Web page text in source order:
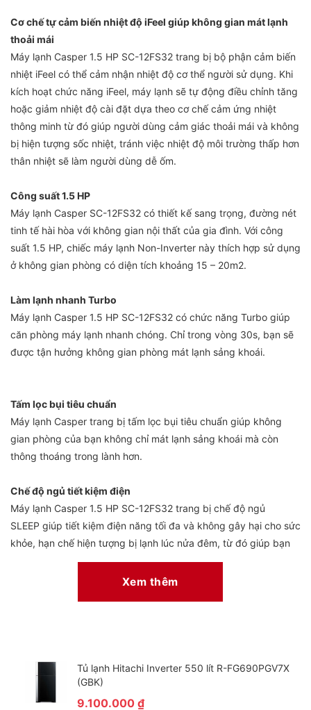
Cơ chế tự cảm biến nhiệt độ iFeel giúp không gian mát lạnh
thoải mái
Máy lạnh Casper 1.5 HP SC-12FS32 trang bị bộ phận cảm biến
nhiệt iFeel có thể cảm nhận nhiệt độ cơ thể người sử dụng. Khi
kích hoạt chức năng iFeel, máy lạnh sẽ tự động điều chỉnh tăng
hoặc giảm nhiệt độ cài đặt dựa theo cơ chế cảm ứng nhiệt
thông minh từ đó giúp người dùng cảm giác thoải mái và không
bị hiện tượng sốc nhiệt, tránh việc nhiệt độ môi trường thấp hơn
thân nhiệt sẽ làm người dùng dễ ốm.
Công suất 1.5 HP
Máy lạnh Casper SC-12FS32 có thiết kế sang trọng, đường nét
tinh tế hài hòa với không gian nội thất của gia đình. Với công
suất 1.5 HP, chiếc máy lạnh Non-Inverter này thích hợp sử dụng
ở không gian phòng có diện tích khoảng 15 – 20m2.
Làm lạnh nhanh Turbo
Máy lạnh Casper 1.5 HP SC-12FS32 có chức năng Turbo giúp
căn phòng máy lạnh nhanh chóng. Chỉ trong vòng 30s, bạn sẽ
được tận hưởng không gian phòng mát lạnh sảng khoái.
Tấm lọc bụi tiêu chuẩn
Máy lạnh Casper trang bị tấm lọc bụi tiêu chuẩn giúp không
gian phòng của bạn không chỉ mát lạnh sảng khoái mà còn
thông thoáng trong lành hơn.
Chế độ ngủ tiết kiệm điện
Máy lạnh Casper 1.5 HP SC-12FS32 trang bị chế độ ngủ
SLEEP giúp tiết kiệm điện năng tối đa và không gây hại cho sức
khỏe, hạn chế hiện tượng bị lạnh lúc nửa đêm, từ đó giúp bạn
ngủ ngon và sâu hơn
Xem thêm
Tủ lạnh Hitachi Inverter 550 lít R-FG690PGV7X
(GBK)
9.100.000 ₫